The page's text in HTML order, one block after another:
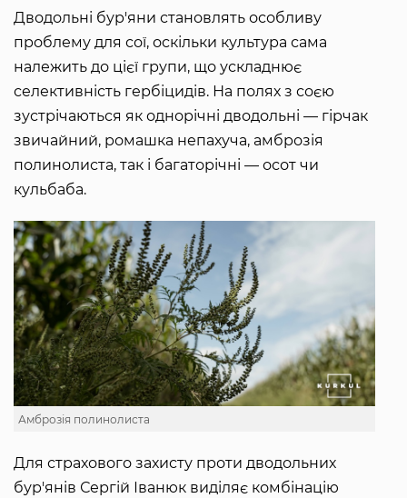
Дводольні бур'яни становлять особливу
проблему для сої, оскільки культура сама
належить до цієї групи, що ускладнює
селективність гербіцидів. На полях з соєю
зустрічаються як однорічні дводольні — гірчак
звичайний, ромашка непахуча, амброзія
полинолиста, так і багаторічні — осот чи
кульбаба.
Амброзія полинолиста
Для страхового захисту проти дводольних
бур'янів Сергій Іванюк виділяє комбінацію